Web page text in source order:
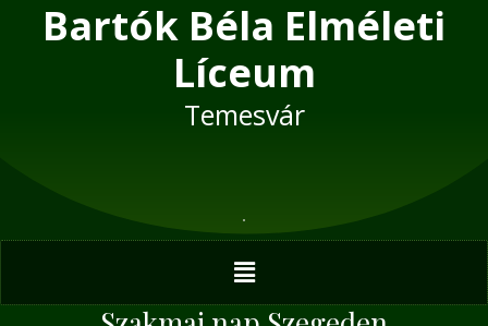
Bartók Béla Elméleti
Líceum
Temesvár
Menu
Post
navigation